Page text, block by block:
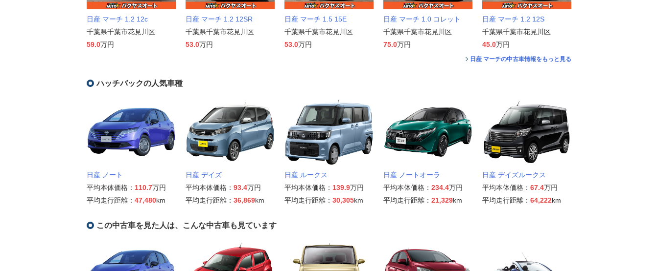
日産 マーチ 1.2 12c
千葉県千葉市花見川区
59.0万円
日産 マーチ 1.2 12SR
千葉県千葉市花見川区
53.0万円
日産 マーチ 1.5 15E
千葉県千葉市花見川区
53.0万円
日産 マーチ 1.0 コレット
千葉県千葉市花見川区
75.0万円
日産 マーチ 1.2 12S
千葉県千葉市花見川区
45.0万円
日産 マーチの中古車情報をもっと見る
ハッチバックの人気車種
日産 ノート
平均本体価格： 110.7万円
平均走行距離： 47,480km
日産 デイズ
平均本体価格： 93.4万円
平均走行距離： 36,869km
日産 ルークス
平均本体価格： 139.9万円
平均走行距離： 30,305km
日産 ノートオーラ
平均本体価格： 234.4万円
平均走行距離： 21,329km
日産 デイズルークス
平均本体価格： 67.4万円
平均走行距離： 64,222km
この中古車を見た人は、こんな中古車も見ています